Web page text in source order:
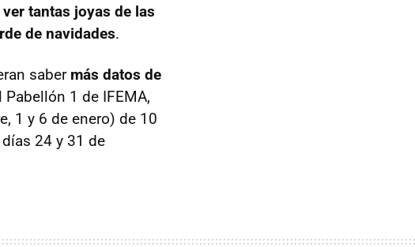
ver tantas joyas de las
de navidades.
saber más datos de
Pabellón 1 de IFEMA,
1 y 6 de enero) de 10
24 y 31 de